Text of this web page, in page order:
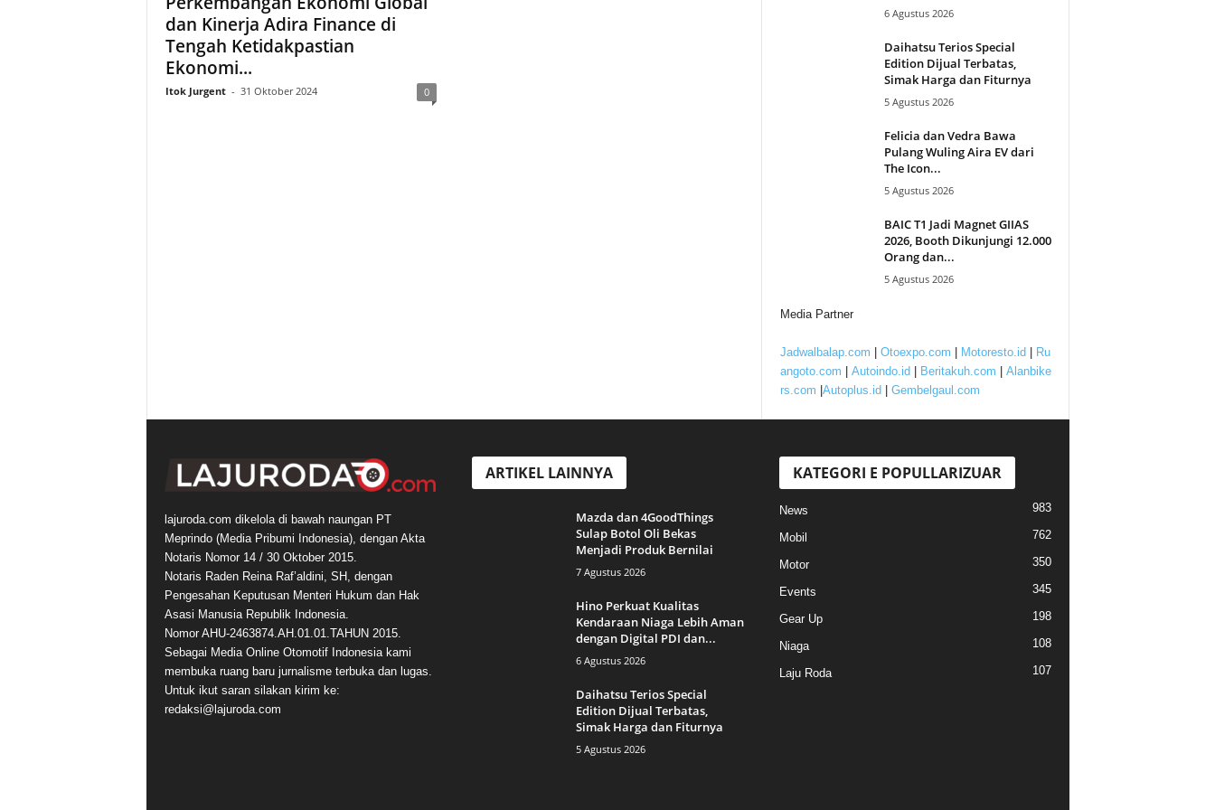
dan Kinerja Adira Finance di
Tengah Ketidakpastian
Ekonomi...
Itok Jurgent - 31 Oktober 2024 0
6 Agustus 2026
Daihatsu Terios Special
Edition Dijual Terbatas,
Simak Harga dan Fiturnya
5 Agustus 2026
Felicia dan Vedra Bawa
Pulang Wuling Aira EV dari
The Icon...
5 Agustus 2026
BAIC T1 Jadi Magnet GIIAS
2026, Booth Dikunjungi 12.000
Orang dan...
5 Agustus 2026
Media Partner
Jadwalbalap.com Otoexpo.com Motoresto.id
Ru
angoto.com
Autoindo.id Beritakuh.com
Alanbike
rs.com Autoplus.id Gembelgaul.com
lajuroda.com dikelola di bawah naungan PT
Meprindo (Media Pribumi Indonesia), dengan Akta
Notaris Nomor 14 / 30 Oktober 2015.
Notaris Raden Reina Raf’aldini, SH, dengan
Pengesahan Keputusan Menteri Hukum dan Hak
Asasi Manusia Republik Indonesia.
Nomor AHU-2463874.AH.01.01.TAHUN 2015.
Sebagai Media Online Otomotif Indonesia kami
membuka ruang baru jurnalisme terbuka dan lugas.
Untuk ikut saran silakan kirim ke:
redaksi@lajuroda.com
ARTIKEL LAINNYA
Mazda dan 4GoodThings
Sulap Botol Oli Bekas
Menjadi Produk Bernilai
7 Agustus 2026
Hino Perkuat Kualitas
Kendaraan Niaga Lebih Aman
dengan Digital PDI dan...
6 Agustus 2026
Daihatsu Terios Special
Edition Dijual Terbatas,
Simak Harga dan Fiturnya
5 Agustus 2026
KATEGORI E POPULLARIZUAR
News 983
Mobil 762
Motor 350
Events 345
Gear Up 198
Niaga 108
Laju Roda 107